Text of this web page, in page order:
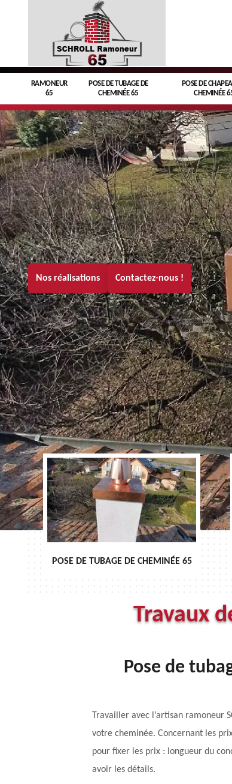
RAMONEUR
65
POSE DE TUBAGE DE
CHEMINÉE 65
POSE DE
CHEMINÉE
Nos réalisations Contactez-nous !
POSE DE CHAPEAU DE CHEMINÉE 65
Travaux
Pose de
Travailler avec l’artisan ramoneur
votre cheminée. Concernant les
pour fixer les prix : longueur du
avoir les détails.